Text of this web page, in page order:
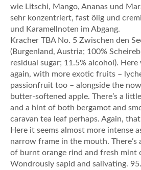
wie Litschi, Mango, Ananas und
sehr konzentriert, fast ölig und
und Karamellnoten im Abgang.
Kracher TBA No. 5 Zwischen den
(Burgenland, Austria; 100%
residual sugar; 11.5% alcohol).
again, with more exotic fruits –
passionfruit too – alongside the
butter-softened apple. There’s a
and a hint of both bergamot and
caravan tea leaf perhaps. Again,
Here it seems almost more intense
narrow frame in the mouth. There’s
of burnt orange rind and fresh mint
Wondrously sapid and salivating.